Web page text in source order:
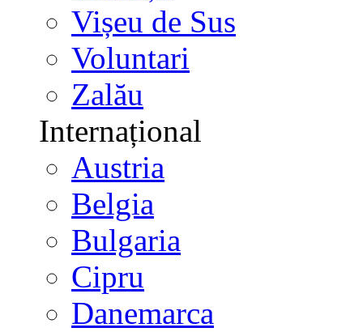
Vișeu de Sus
Voluntari
Zalău
Internațional
Austria
Belgia
Bulgaria
Cipru
Danemarca